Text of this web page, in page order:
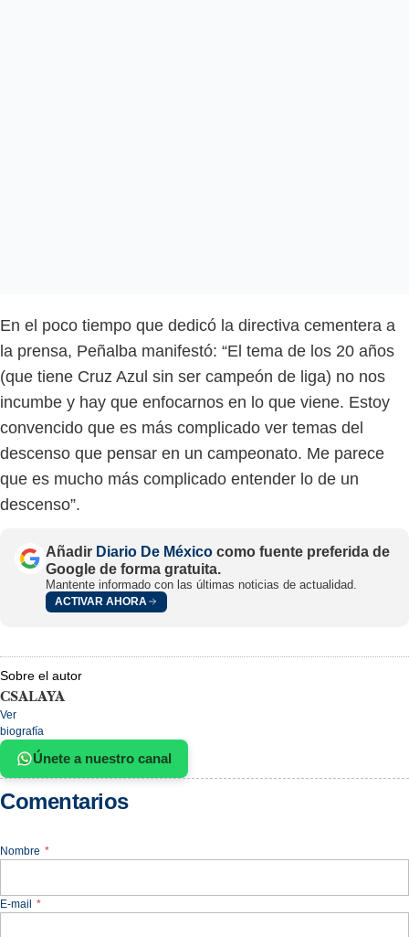
En el poco tiempo que dedicó la directiva cementera a
la prensa, Peñalba manifestó: “El tema de los 20 años
(que tiene Cruz Azul sin ser campeón de liga) no nos
incumbe y hay que enfocarnos en lo que viene. Estoy
convencido que es más complicado ver temas del
descenso que pensar en un campeonato. Me parece
que es mucho más complicado entender lo de un
descenso”.
Añadir Diario De México como fuente preferida de
Google de forma gratuita.
Mantente informado con las últimas noticias de actualidad.
ACTIVAR AHORA
Sobre el autor
CSALAYA
Ver
biografía
Únete a nuestro canal
Comentarios
Nombre *
E-mail *